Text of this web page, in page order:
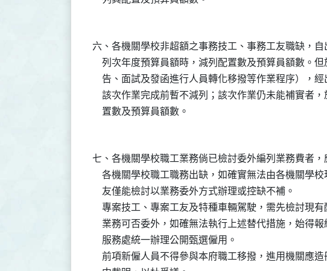
六、各機關學校非超額之事務技工、事務工友職缺，
列次年度預算員額時，減列配置數及預算員額數。
告、面試及發函進行人員轉化移撥等作業程序），
該次作業完成前暫不減列；該次作業仍未能補實者
七、各機關學校職工業務倘已檢討委外編列業務費者
各機關學校職工職務出缺，如確實無法由各機關學
    友僅能檢討以業務委外方式辦理或控缺不補。
專案技工、專案工友及特種車輛駕駛，需先檢討現
業務可否委外，如確無法執行上述替代措施，始得
    服務處統一辦理公開甄選僱用。
前項新僱人員不得參與本府職工移撥，進用機關應